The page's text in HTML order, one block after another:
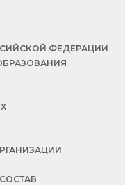
ФЕДЕРАЦИИ